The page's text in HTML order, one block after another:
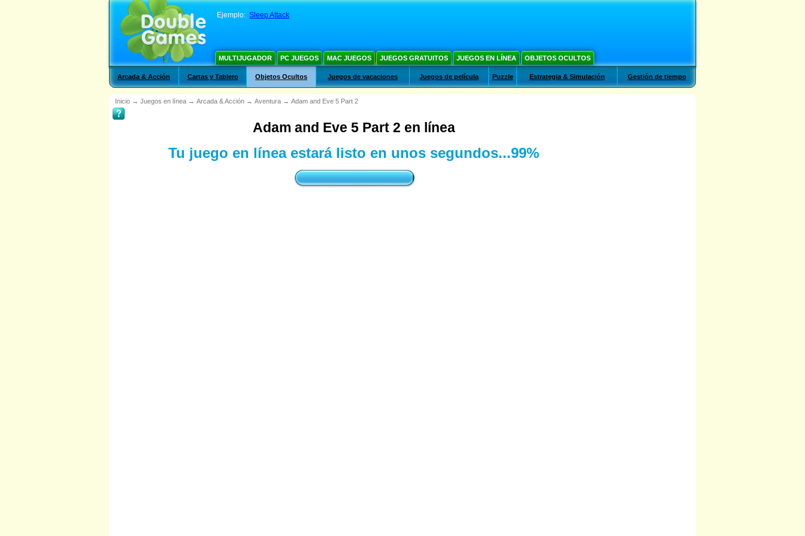
Ejemplo: Sleep Attack
MULTIJUGADOR PC JUEGOS MAC JUEGOS JUEGOS GRATUITOS JUEGOS EN LÍNEA OBJETOS OCULTOS
Arcada & Acción Cartas y Tablero Objetos Ocultos Juegos de vacaciones Juegos de película Puzzle Estrategia & Simulación Gestión de tiempo
Inicio → Juegos en línea → Arcada & Acción → Aventura → Adam and Eve 5 Part 2
Adam and Eve 5 Part 2 en línea
Tu juego en línea estará listo en unos segundos...100%